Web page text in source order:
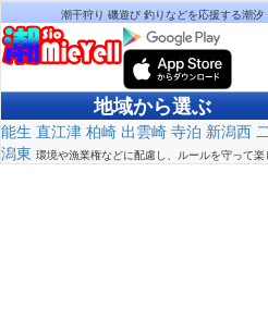
潮干狩り 磯遊び 釣りなどを応援する潮汐
地域から選ぶ
能生 直江津 柏崎 出雲崎 寺泊 新潟西
潟東 環境や漁業権などに配慮し、ルールを守って楽